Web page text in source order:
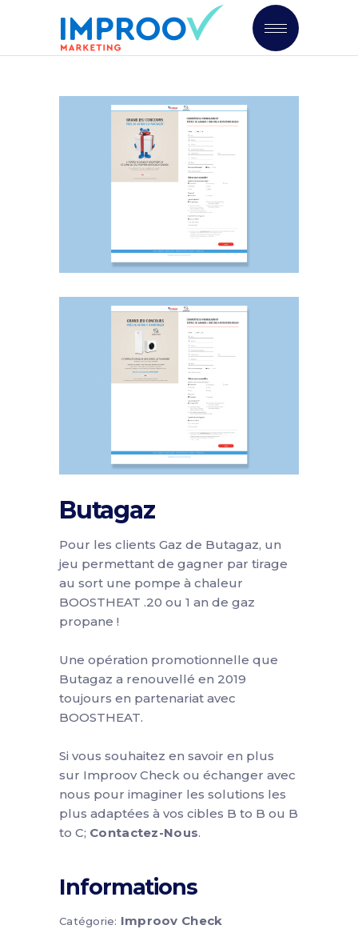
Butagaz
Pour les clients Gaz de Butagaz, un
jeu permettant de gagner par tirage
au sort une pompe à chaleur
BOOSTHEAT .20 ou 1 an de gaz
propane !
Une opération promotionnelle que
Butagaz a renouvellé en 2019
toujours en partenariat avec
BOOSTHEAT.
Si vous souhaitez en savoir en plus
sur Improov Check ou échanger avec
nous pour imaginer les solutions les
plus adaptées à vos cibles B to B ou B
to C; Contactez-Nous.
Informations
Catégorie: Improov Check